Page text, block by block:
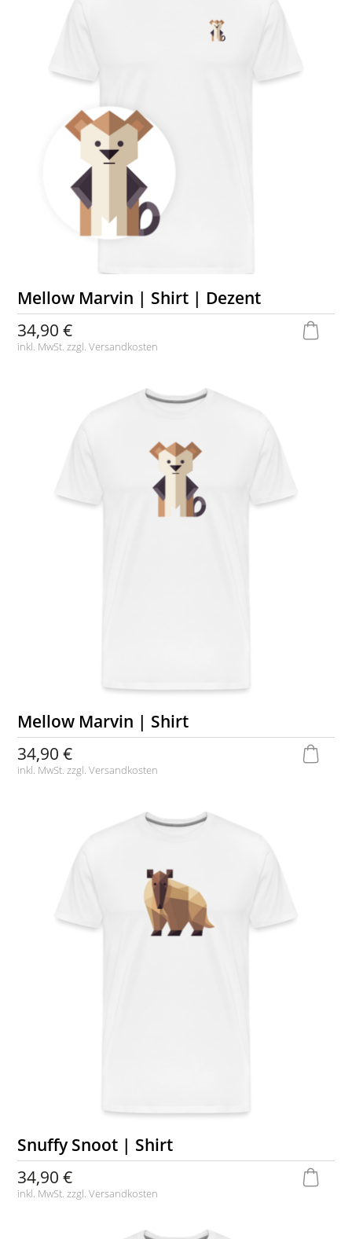
Mellow Marvin | Shirt | Dezent
34,90 €
inkl. MwSt. zzgl.Versandkosten
Mellow Marvin | Shirt
34,90 €
inkl. MwSt. zzgl.Versandkosten
Snuffy Snoot | Shirt
34,90 €
inkl. MwSt. zzgl.Versandkosten